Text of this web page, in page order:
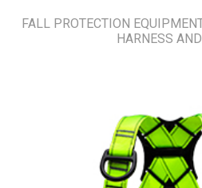
FALL PROTECTION
HARNESS